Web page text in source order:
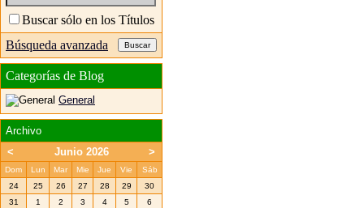
Buscar sólo en los Títulos
Búsqueda avanzada
Categorías de Blog
General
Archivo
<
>
Junio 2026
Dom Lun Mar Mie Jue Vie
Sáb
24
25 26 27 28 29
30
31
1 2 3 4 5
6